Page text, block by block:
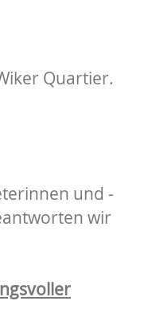
Quartier.
und -
wir